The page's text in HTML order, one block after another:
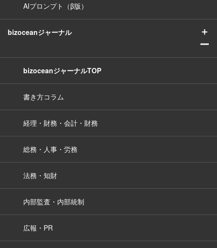
AIプロンプト（β版）
bizoceanジャーナル
＋
ー
bizoceanジャーナルTOP
書き方コラム
経理・財務・会計・財務
総務・人事・労務
法務・知財
内部監査・内部統制
広報・PR